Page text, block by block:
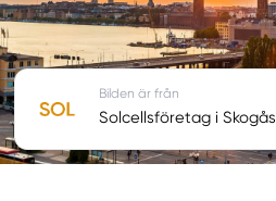
Bilden är från
Solcellsföretag i Skogås